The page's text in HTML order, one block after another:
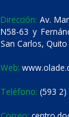
Dirección: Av.
N58-63 y
San Carlos, Quito
Web:
Teléfono: (593